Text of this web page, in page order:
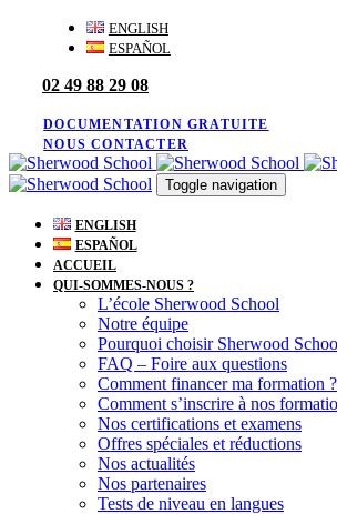
navigation
content
ENGLISH
ESPAÑOL
02 49 88 29 08
DOCUMENTATION GRATUITE
NOUS CONTACTER
Toggle navigation
ENGLISH
ESPAÑOL
ACCUEIL
QUI-SOMMES-NOUS ?
L’école Sherwood School
Notre équipe
Pourquoi choisir Sherwood
FAQ – Foire aux questions
Comment financer ma formation ?
Comment s’inscrire à nos
Nos certifications et examens
Offres spéciales et réductions
Nos actualités
Nos partenaires
Tests de niveau en langues